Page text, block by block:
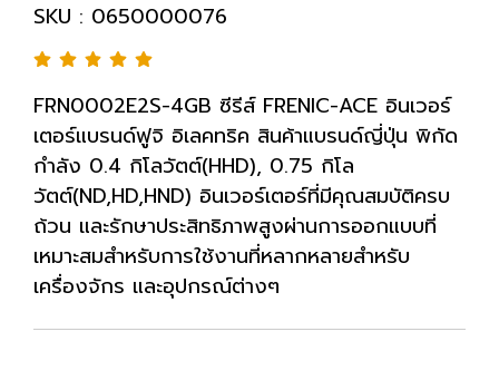
SKU : 0650000076
FRN0002E2S-4GB ซีรีส์ FRENIC-ACE อินเวอร์
เตอร์แบรนด์ฟูจิ อิเลคทริค สินค้าแบรนด์ญี่ปุ่น พิกัด
กำลัง 0.4 กิโลวัตต์(HHD), 0.75 กิโล
วัตต์(ND,HD,HND) อินเวอร์เตอร์ที่มีคุณสมบัติครบ
ถ้วน และรักษาประสิทธิภาพสูงผ่านการออกแบบที่
เหมาะสมสำหรับการใช้งานที่หลากหลายสำหรับ
เครื่องจักร และอุปกรณ์ต่างๆ